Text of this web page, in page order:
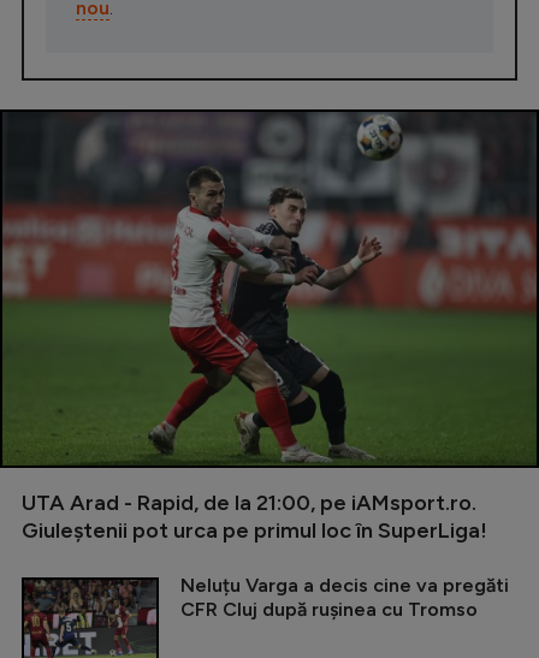
nou
UTA Arad - Rapid, de la 21:00, pe iAMsport.ro.
Giuleștenii pot urca pe primul loc în SuperLiga!
Neluțu Varga a decis cine va pregăti
CFR Cluj după rușinea cu Tromso